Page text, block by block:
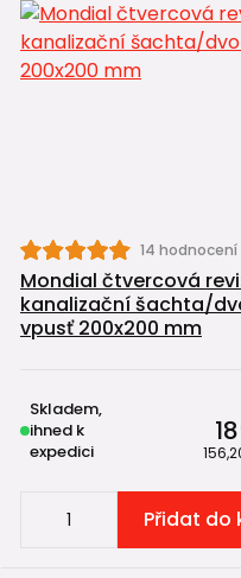
14 hodnocení
Mondial čtvercová
kanalizační šachta/
vpusť 200x200 mm
Skladem,
ihned k
expedici
Přidat do